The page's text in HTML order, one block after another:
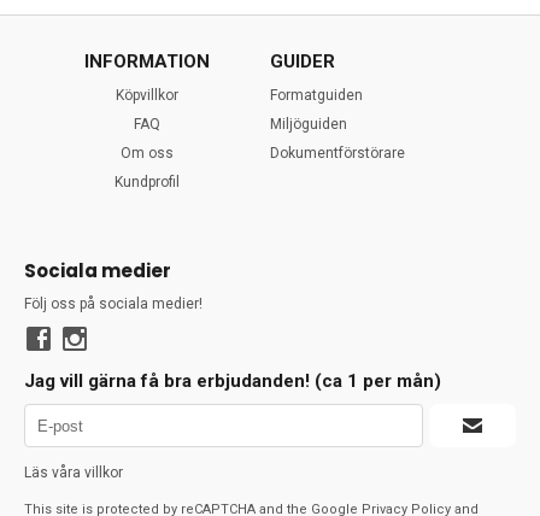
INFORMATION
Köpvillkor
FAQ
Om oss
Kundprofil
GUIDER
Formatguiden
Miljöguiden
Dokumentförstörare
Sociala medier
Följ oss på sociala medier!
Jag vill gärna få bra erbjudanden! (ca 1 per mån)
Läs våra villkor
This site is protected by reCAPTCHA and the Google Privacy Policy and